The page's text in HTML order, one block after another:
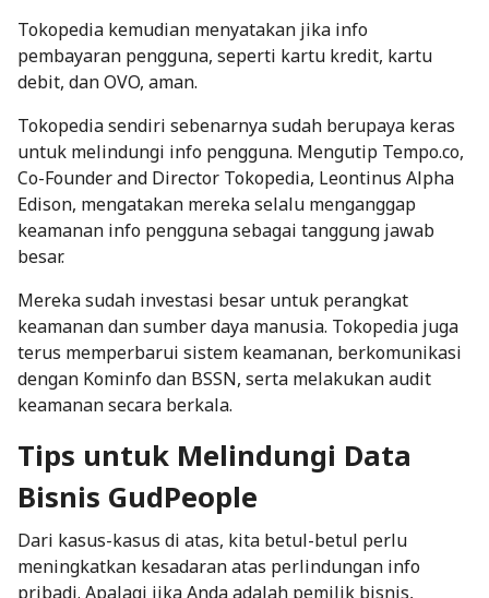
Tokopedia kemudian menyatakan jika info
pembayaran pengguna, seperti kartu kredit, kartu
debit, dan OVO, aman.
Tokopedia sendiri sebenarnya sudah berupaya keras
untuk melindungi info pengguna. Mengutip Tempo.co,
Co-Founder and Director Tokopedia, Leontinus Alpha
Edison, mengatakan mereka selalu menganggap
keamanan info pengguna sebagai tanggung jawab
besar.
Mereka sudah investasi besar untuk perangkat
keamanan dan sumber daya manusia. Tokopedia juga
terus memperbarui sistem keamanan, berkomunikasi
dengan Kominfo dan BSSN, serta melakukan audit
keamanan secara berkala.
Tips untuk Melindungi Data
Bisnis GudPeople
Dari kasus-kasus di atas, kita betul-betul perlu
meningkatkan kesadaran atas perlindungan info
pribadi. Apalagi jika Anda adalah pemilik bisnis,